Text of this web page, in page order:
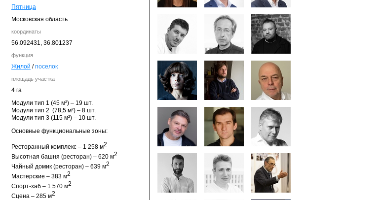
Пятница
Московская область
координаты
56.092431, 36.801237
функция
Жилой /поселок
площадь участка
4 га
Модули тип 1 (45 м²) – 19 шт.
Модули тип 2 (78,5 м²) – 8 шт.
Модули тип 3 (115 м²) – 10 шт.
Основные функциональные зоны:
Ресторанный комплекс – 1 258 м2
Высотная башня (ресторан) – 620 м2
Чайный домик (ресторан) – 639 м2
Мастерские – 383 м2
Спорт-хаб – 1 570 м2
Сцена – 285 м2